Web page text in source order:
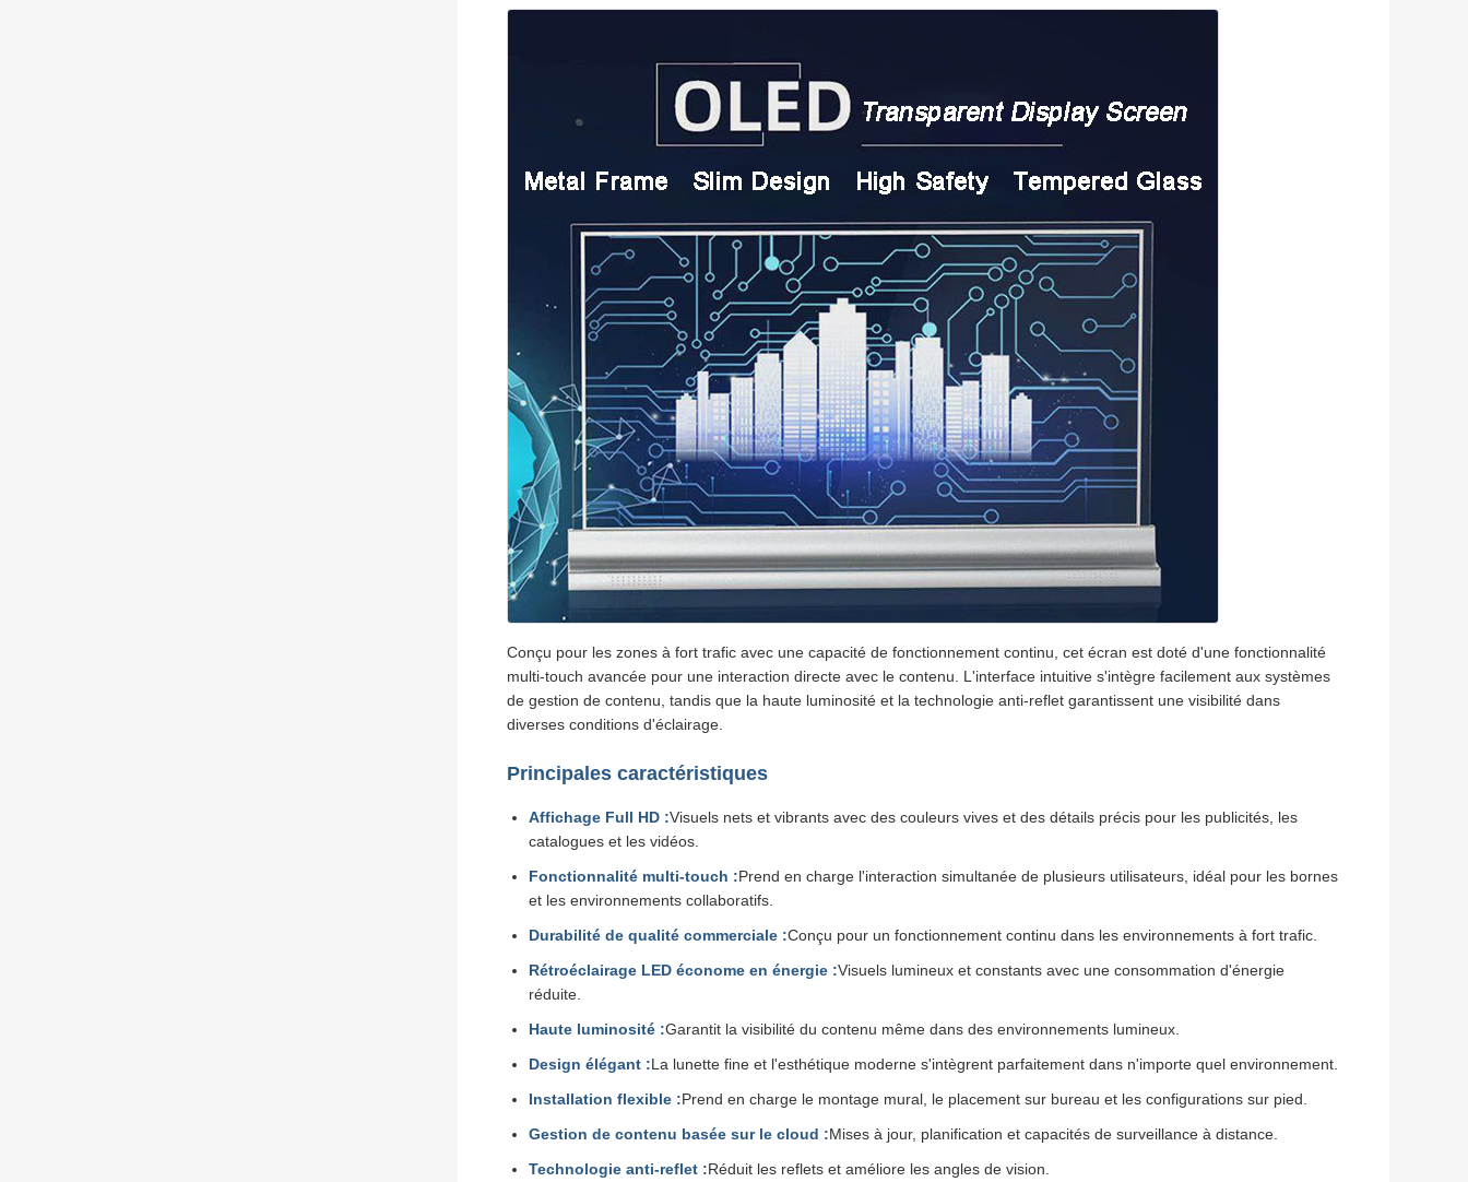
Conçu pour les zones à fort trafic avec une capacité de fonctionnement continu, cet écran est doté d'une fonctionnalité
multi-touch avancée pour une interaction directe avec le contenu. L'interface intuitive s'intègre facilement aux systèmes
de gestion de contenu, tandis que la haute luminosité et la technologie anti-reflet garantissent une visibilité dans
diverses conditions d'éclairage.
Principales caractéristiques
Affichage Full HD :Visuels nets et vibrants avec des couleurs vives et des détails précis pour les publicités, les
catalogues et les vidéos.
Fonctionnalité multi-touch :Prend en charge l'interaction simultanée de plusieurs utilisateurs, idéal pour les bornes
et les environnements collaboratifs.
Durabilité de qualité commerciale :Conçu pour un fonctionnement continu dans les environnements à fort trafic.
Rétroéclairage LED économe en énergie :Visuels lumineux et constants avec une consommation d'énergie
réduite.
Haute luminosité :Garantit la visibilité du contenu même dans des environnements lumineux.
Design élégant :La lunette fine et l'esthétique moderne s'intègrent parfaitement dans n'importe quel environnement.
Installation flexible :Prend en charge le montage mural, le placement sur bureau et les configurations sur pied.
Gestion de contenu basée sur le cloud :Mises à jour, planification et capacités de surveillance à distance.
Technologie anti-reflet :Réduit les reflets et améliore les angles de vision.